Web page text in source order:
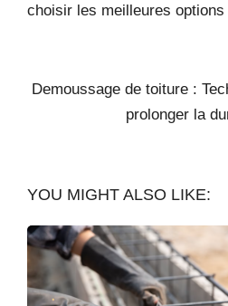
choisir les meilleures options
Demoussage de toiture :
prolonger la
YOU MIGHT ALSO LIKE: